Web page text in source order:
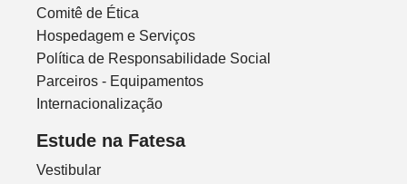
Comitê de Ética
Hospedagem e Serviços
Política de Responsabilidade Social
Parceiros - Equipamentos
Internacionalização
Estude na Fatesa
Vestibular